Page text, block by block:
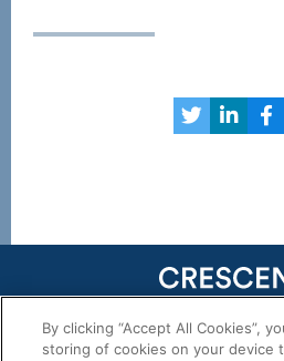
29, rue Marbeuf
By clicking “Accept All Cookies”,
storing of cookies on your device